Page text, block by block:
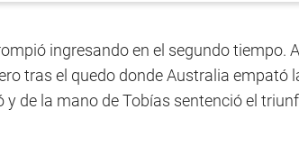
ingresando en el segundo tiempo.
tras el quedo donde Australia empató
y de la mano de Tobías sentenció el